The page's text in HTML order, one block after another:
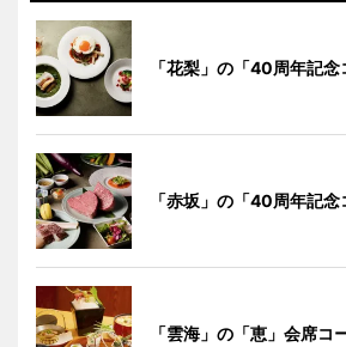
「花梨」の「40周年記念
「赤坂」の「40周年記念
「雲海」の「恵」会席コ